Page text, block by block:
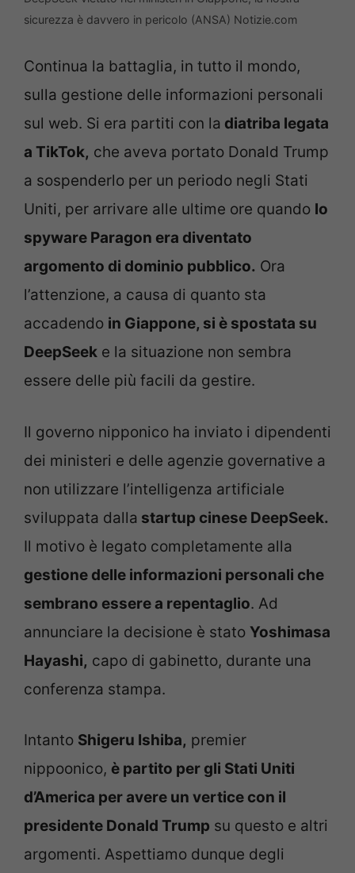
sicurezza è davvero in pericolo (ANSA) Notizie.com
Continua la battaglia, in tutto il mondo,
sulla gestione delle informazioni personali
sul web. Si era partiti con la diatriba legata
a TikTok, che aveva portato Donald Trump
a sospenderlo per un periodo negli Stati
Uniti, per arrivare alle ultime ore quando lo
spyware Paragon era diventato
argomento di dominio pubblico. Ora
l’attenzione, a causa di quanto sta
accadendo in Giappone, si è spostata su
DeepSeek e la situazione non sembra
essere delle più facili da gestire.
Il governo nipponico ha inviato i dipendenti
dei ministeri e delle agenzie governative a
non utilizzare l’intelligenza artificiale
sviluppata dalla startup cinese DeepSeek.
Il motivo è legato completamente alla
gestione delle informazioni personali che
sembrano essere a repentaglio. Ad
annunciare la decisione è stato Yoshimasa
Hayashi, capo di gabinetto, durante una
conferenza stampa.
Intanto Shigeru Ishiba, premier
nippoonico, è partito per gli Stati Uniti
d’America per avere un vertice con il
presidente Donald Trump su questo e altri
argomenti. Aspettiamo dunque degli